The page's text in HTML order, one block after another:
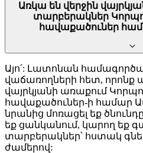
Առկա են վերջին
տարբերակներ
հավաքածուներ
Այո՛: Լատոնան
վաճառողների հետ, որոնք
վայրկյանի առաքում
հավաքածուներ-ի համար
նրանից մոռացել եք
եք ցանկանում, կարող եք
տարբերակներ՝ հստակ
ժամերով: